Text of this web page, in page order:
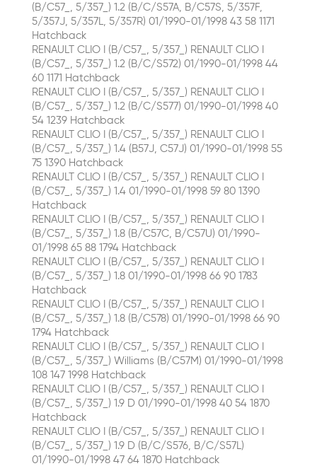
(B/C57_, 5/357_) 1.2 (B/C/S57A, B/C57S, 5/357F,
5/357J, 5/357L, 5/357R) 01/1990-01/1998 43 58 1171
Hatchback
RENAULT CLIO I (B/C57_, 5/357_) RENAULT CLIO I
(B/C57_, 5/357_) 1.2 (B/C/S572) 01/1990-01/1998 44
60 1171 Hatchback
RENAULT CLIO I (B/C57_, 5/357_) RENAULT CLIO I
(B/C57_, 5/357_) 1.2 (B/C/S577) 01/1990-01/1998 40
54 1239 Hatchback
RENAULT CLIO I (B/C57_, 5/357_) RENAULT CLIO I
(B/C57_, 5/357_) 1.4 (B57J, C57J) 01/1990-01/1998 55
75 1390 Hatchback
RENAULT CLIO I (B/C57_, 5/357_) RENAULT CLIO I
(B/C57_, 5/357_) 1.4 01/1990-01/1998 59 80 1390
Hatchback
RENAULT CLIO I (B/C57_, 5/357_) RENAULT CLIO I
(B/C57_, 5/357_) 1.8 (B/C57C, B/C57U) 01/1990-
01/1998 65 88 1794 Hatchback
RENAULT CLIO I (B/C57_, 5/357_) RENAULT CLIO I
(B/C57_, 5/357_) 1.8 01/1990-01/1998 66 90 1783
Hatchback
RENAULT CLIO I (B/C57_, 5/357_) RENAULT CLIO I
(B/C57_, 5/357_) 1.8 (B/C578) 01/1990-01/1998 66 90
1794 Hatchback
RENAULT CLIO I (B/C57_, 5/357_) RENAULT CLIO I
(B/C57_, 5/357_) Williams (B/C57M) 01/1990-01/1998
108 147 1998 Hatchback
RENAULT CLIO I (B/C57_, 5/357_) RENAULT CLIO I
(B/C57_, 5/357_) 1.9 D 01/1990-01/1998 40 54 1870
Hatchback
RENAULT CLIO I (B/C57_, 5/357_) RENAULT CLIO I
(B/C57_, 5/357_) 1.9 D (B/C/S576, B/C/S57L)
01/1990-01/1998 47 64 1870 Hatchback